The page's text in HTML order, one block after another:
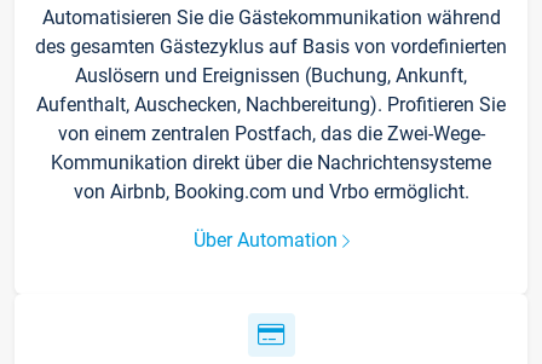
Automatisieren Sie die Gästekommunikation während
des gesamten Gästezyklus auf Basis von vordefinierten
Auslösern und Ereignissen (Buchung, Ankunft,
Aufenthalt, Auschecken, Nachbereitung). Profitieren Sie
von einem zentralen Postfach, das die Zwei-Wege-
Kommunikation direkt über die Nachrichtensysteme
von Airbnb, Booking.com und Vrbo ermöglicht.
Über Automation